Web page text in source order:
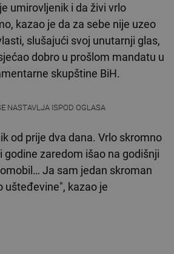
umirovljenik i da živi vrlo
kazao je da za sebe nije uzeo
slušajući svoj unutarnji glas,
dobro u prošlom mandatu u
skupštine BiH.
NASTAVLJA ISPOD OGLASA
od prije dva dana. Vrlo skromno
godine zaredom išao na godišnji
Ja sam jedan skroman
ušteđevine", kazao je